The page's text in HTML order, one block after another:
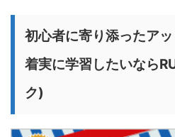
初心者に寄り添ったア
着実に学習したいなら
ク)